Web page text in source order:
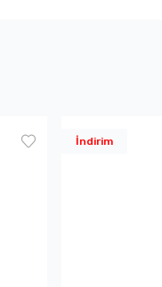
İndirim